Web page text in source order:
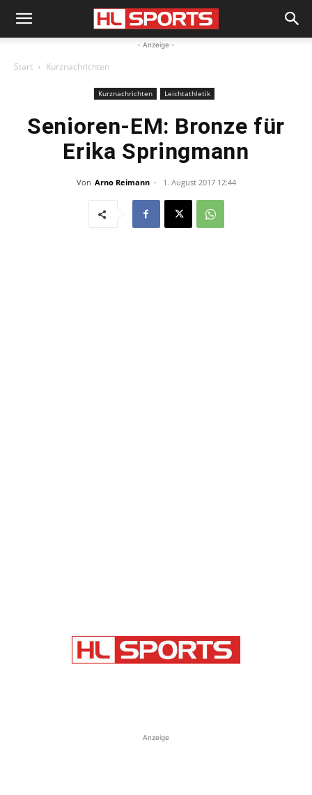
- Anzeige -
Start Kurznachrichten
Kurznachrichten Leichtathletik
Senioren-EM: Bronze für
Erika Springmann
Von Arno Reimann - 1. August 2017 12:44
Anzeige